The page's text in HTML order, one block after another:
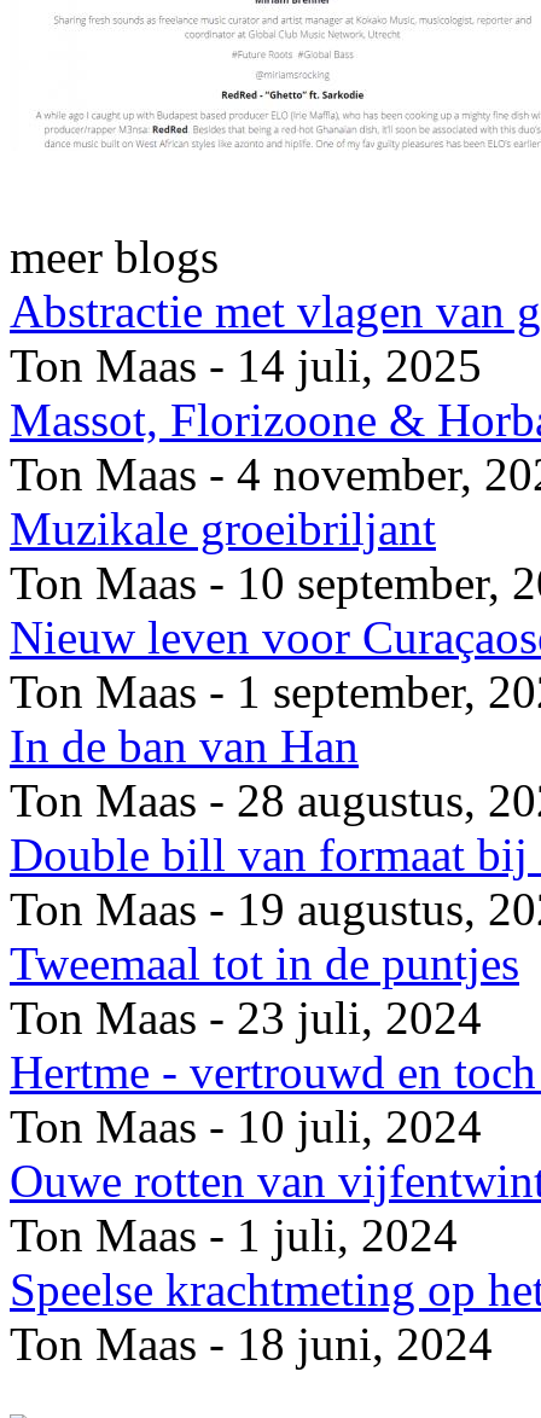
meer blogs
Abstractie met vlagen van
Ton Maas - 14 juli, 2025
Massot, Florizoone &
Ton Maas - 4 november,
Muzikale groeibriljant
Ton Maas - 10 september,
Nieuw leven voor
Ton Maas - 1 september,
In de ban van Han
Ton Maas - 28 augustus,
Double bill van formaat bij
Ton Maas - 19 augustus,
Tweemaal tot in de puntjes
Ton Maas - 23 juli, 2024
Hertme - vertrouwd en
Ton Maas - 10 juli, 2024
Ouwe rotten van
Ton Maas - 1 juli, 2024
Speelse krachtmeting op
Ton Maas - 18 juni, 2024